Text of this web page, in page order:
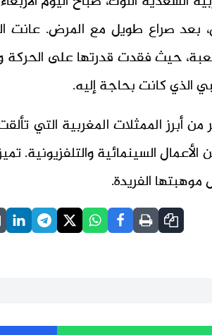
بعد صراع طويل مع المرض. عانت
حيث فقدت قدرتها على الحركة
الذي كانت بحاجة إليه.
من أبرز الممثلات المغربية التي
الأعمال السينمائية
الفريدة.